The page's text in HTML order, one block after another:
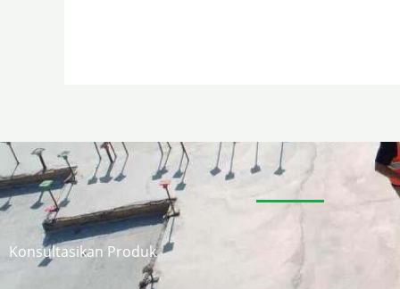
Konsultasikan Produk